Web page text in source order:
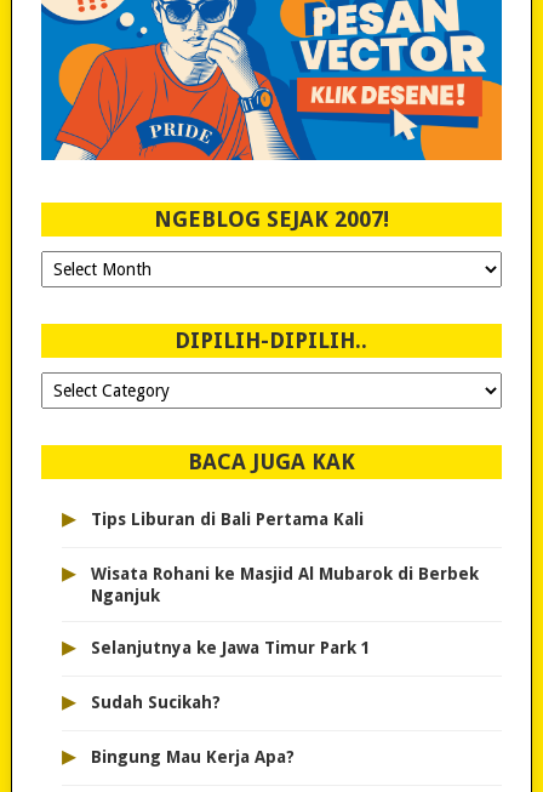
NGEBLOG SEJAK 2007!
Ngeblog
Sejak
DIPILIH-DIPILIH..
Dipilih-
dipilih..
BACA JUGA KAK
▸ Tips Liburan di Bali Pertama Kali
▸
Wisata Rohani ke Masjid Al Mubarok di Berbek
Nganjuk
▸ Selanjutnya ke Jawa Timur Park 1
▸ Sudah Sucikah?
▸ Bingung Mau Kerja Apa?